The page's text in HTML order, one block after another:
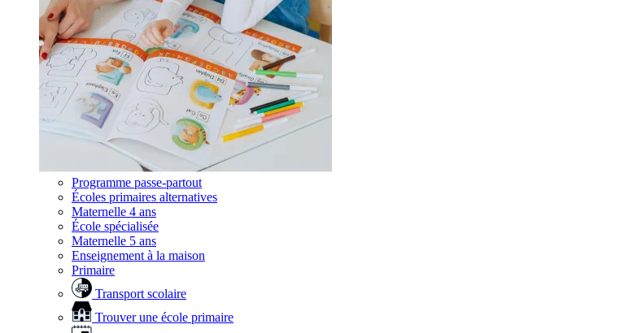
Programme passe-partout
Écoles primaires alternatives
Maternelle 4 ans
École spécialisée
Maternelle 5 ans
Enseignement à la maison
Primaire
Transport scolaire
Trouver une école primaire